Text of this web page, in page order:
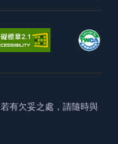
若有欠妥之處，請隨時與